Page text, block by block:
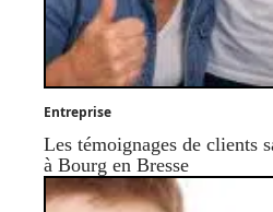
Entreprise
Les témoignages de clients
à Bourg en Bresse